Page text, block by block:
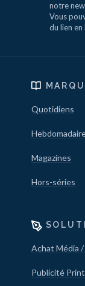
notre
Vous
du lien en
Quotidiens
Magazines
Hors-séries
Achat Média
Publicité Print